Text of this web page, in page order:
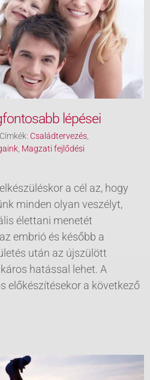
lépései
Címkék: Családtervezés,
, Magzati fejlődési
a cél az, hogy
minden olyan veszélyt,
élettani menetét
embrió és később a
után az újszülött
hatással lehet. A
előkészítésekor a következő